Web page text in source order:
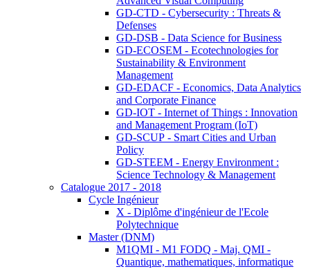
GD-CTD - Cybersecurity : Threats &
Defenses
GD-DSB - Data Science for Business
GD-ECOSEM - Ecotechnologies for
Sustainability & Environment
Management
GD-EDACF - Economics, Data Analytics
and Corporate Finance
GD-IOT - Internet of Things : Innovation
and Management Program (IoT)
GD-SCUP - Smart Cities and Urban
Policy
GD-STEEM - Energy Environment :
Science Technology & Management
Catalogue 2017 - 2018
Cycle Ingénieur
X - Diplôme d'ingénieur de l'Ecole
Polytechnique
Master (DNM)
M1QMI - M1 FODQ - Maj. QMI -
Quantique, mathematiques, informatique